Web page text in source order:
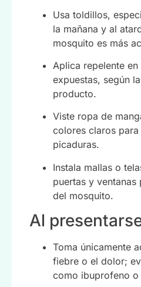
Usa toldillos,
la mañana y al
mosquito es más
Aplica repelente
expuestas, según
producto.
Viste ropa de
colores claros
picaduras.
Instala mallas o
puertas y ventanas
del mosquito.
Al
Toma únicamente
fiebre o el dolor;
como ibuprofeno o